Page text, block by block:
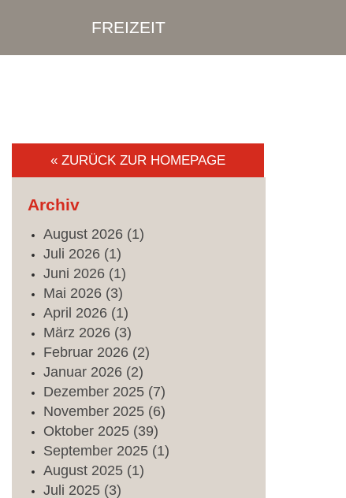
FREIZEIT
« ZURÜCK ZUR HOMEPAGE
Archiv
August 2026 (1)
Juli 2026 (1)
Juni 2026 (1)
Mai 2026 (3)
April 2026 (1)
März 2026 (3)
Februar 2026 (2)
Januar 2026 (2)
Dezember 2025 (7)
November 2025 (6)
Oktober 2025 (39)
September 2025 (1)
August 2025 (1)
Juli 2025 (3)